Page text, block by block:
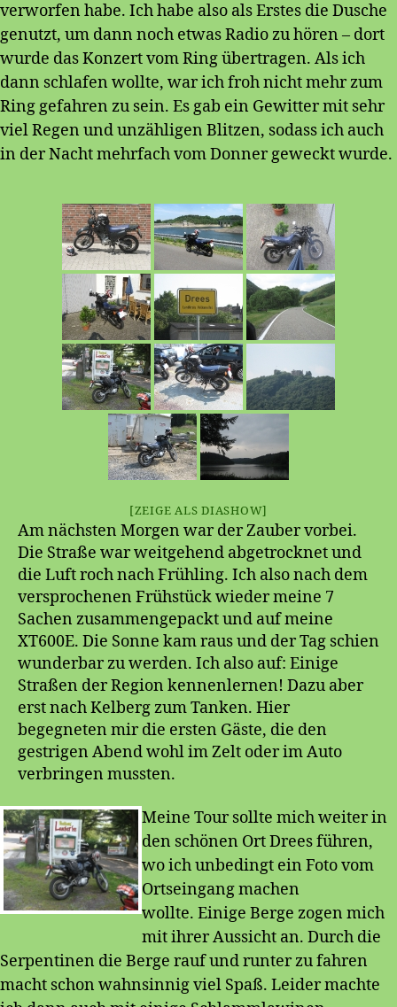
verworfen habe. Ich habe also als Erstes die Dusche
genutzt, um dann noch etwas Radio zu hören – dort
wurde das Konzert vom Ring übertragen. Als ich
dann schlafen wollte, war ich froh nicht mehr zum
Ring gefahren zu sein. Es gab ein Gewitter mit sehr
viel Regen und unzähligen Blitzen, sodass ich auch
in der Nacht mehrfach vom Donner geweckt wurde.
[ZEIGE ALS DIASHOW]
Am nächsten Morgen war der Zauber vorbei.
Die Straße war weitgehend abgetrocknet und
die Luft roch nach Frühling. Ich also nach dem
versprochenen Frühstück wieder meine 7
Sachen zusammengepackt und auf meine
XT600E. Die Sonne kam raus und der Tag schien
wunderbar zu werden. Ich also auf: Einige
Straßen der Region kennenlernen! Dazu aber
erst nach Kelberg zum Tanken. Hier
begegneten mir die ersten Gäste, die den
gestrigen Abend wohl im Zelt oder im Auto
verbringen mussten.
Meine Tour sollte mich weiter in
den schönen Ort Drees führen,
wo ich unbedingt ein Foto vom
Ortseingang machen
wollte. Einige Berge zogen mich
mit ihrer Aussicht an. Durch die
Serpentinen die Berge rauf und runter zu fahren
macht schon wahnsinnig viel Spaß. Leider machte